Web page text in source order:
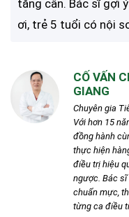
tăng cân. Bác sĩ gợi
ơi, trẻ 5 tuổi có nội
CỐ VẤN
GIANG
Chuyên gia
Với hơn 15
đồng hành
thực hiện
điều trị hiệu
ngược. Bác
chuẩn mực,
từng ca điều